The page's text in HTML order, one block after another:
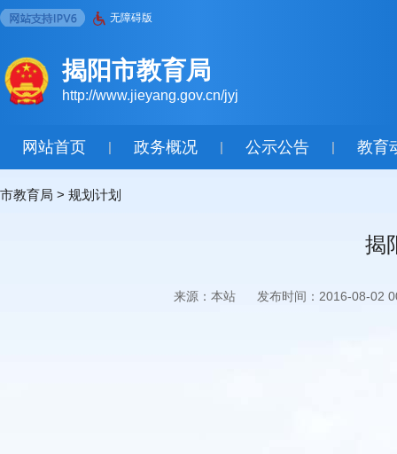
无障碍版
揭阳市教育局
http://www.jieyang.gov.cn/jyj
网站首页 | 政务概况 | 公示公告 | 教育
市教育局 > 规划计划
揭
来源：本站 发布时间：2016-08-02